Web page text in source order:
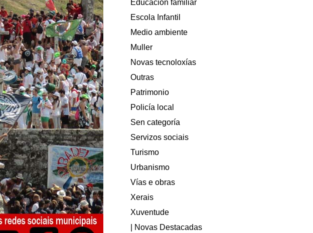
Educación familiar
Escola Infantil
Medio ambiente
Muller
Novas tecnoloxías
Outras
Patrimonio
Policía local
Sen categoría
Servizos sociais
Turismo
Urbanismo
Vías e obras
Xerais
Xuventude
| Novas Destacadas